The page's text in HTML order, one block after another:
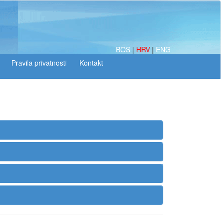
BOS | HRV | ENG